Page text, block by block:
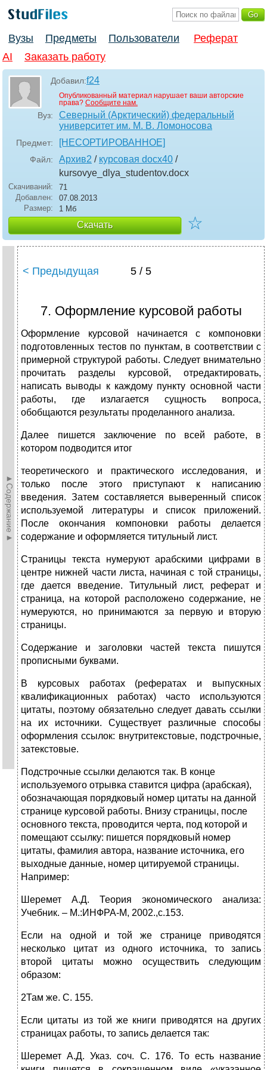
Вузы Предметы Пользователи
Реферат
AI
Заказать работу
Добавил:f24
Опубликованный материал нарушает ваши авторские
права? Сообщите нам.
Вуз:
Северный (Арктический) федеральный
университет им. М. В. Ломоносова
Предмет: [НЕСОРТИРОВАННОЕ]
Файл: Архив2 / курсовая docx40 /
kursovye_dlya_studentov.docx
Скачиваний:
71
Добавлен:
07.08.2013
Размер:
1 Мб
Скачать ☆
►Содержание►
< Предыдущая 5 / 5
7. Оформление курсовой работы
Оформление курсовой начинается с компоновки
подготовленных тестов по пунктам, в соответствии с
примерной структурой работы. Следует внимательно
прочитать разделы курсовой, отредактировать,
написать выводы к каждому пункту основной части
работы, где излагается сущность вопроса,
обобщаются результаты проделанного анализа.
Далее пишется заключение по всей работе, в
котором подводится итог
теоретического и практического исследования, и
только после этого приступают к написанию
введения. Затем составляется выверенный список
используемой литературы и список приложений.
После окончания компоновки работы делается
содержание и оформляется титульный лист.
Страницы текста нумеруют арабскими цифрами в
центре нижней части листа, начиная с той страницы,
где дается введение. Титульный лист, реферат и
страница, на которой расположено содержание, не
нумеруются, но принимаются за первую и вторую
страницы.
Содержание и заголовки частей текста пишутся
прописными буквами.
В курсовых работах (рефератах и выпускных
квалификационных работах) часто используются
цитаты, поэтому обязательно следует давать ссылки
на их источники. Существует различные способы
оформления ссылок: внутритекстовые, подстрочные,
затекстовые.
Подстрочные ссылки делаются так. В конце
используемого отрывка ставится цифра (арабская),
обозначающая порядковый номер цитаты на данной
странице курсовой работы. Внизу страницы, после
основного текста, проводится черта, под которой и
помещают ссылку: пишется порядковый номер
цитаты, фамилия автора, название источника, его
выходные данные, номер цитируемой страницы.
Например:
Шеремет А.Д. Теория экономического анализа:
Учебник. – М.:ИНФРА-М, 2002.,с.153.
Если на одной и той же странице приводятся
несколько цитат из одного источника, то запись
второй цитаты можно осуществить следующим
образом:
2Там же. С. 155.
Если цитаты из той же книги приводятся на других
страницах работы, то запись делается так:
Шеремет А.Д. Указ. соч. С. 176. То есть название